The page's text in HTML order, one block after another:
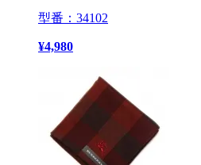
型番：34102
¥4,980